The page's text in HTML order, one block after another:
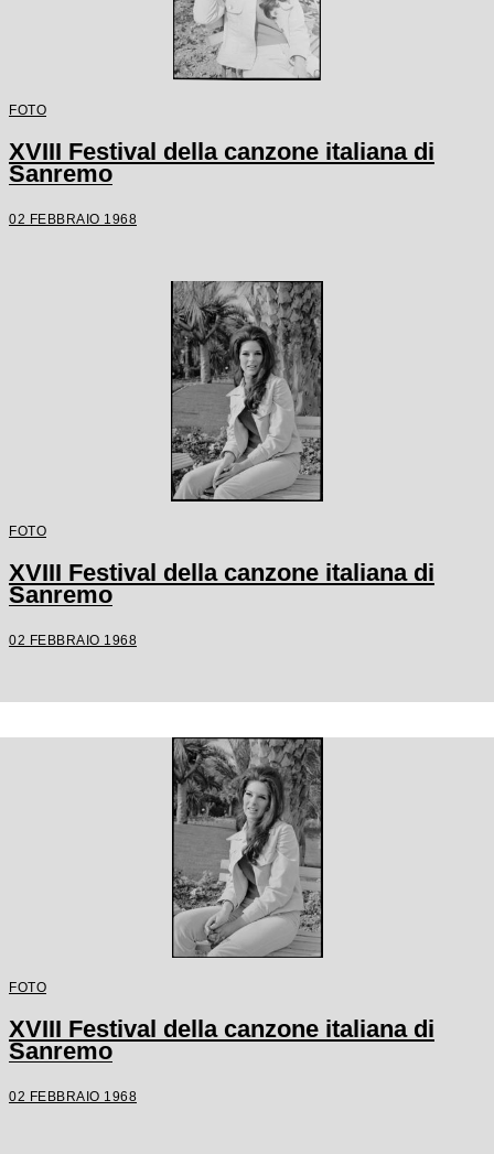
FOTO
XVIII Festival della canzone italiana di
Sanremo
02 FEBBRAIO 1968
FOTO
XVIII Festival della canzone italiana di
Sanremo
02 FEBBRAIO 1968
FOTO
XVIII Festival della canzone italiana di
Sanremo
02 FEBBRAIO 1968